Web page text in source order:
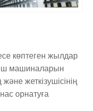
көптеген жылдар
машиналарын
жеткізушісінің
орнатуға